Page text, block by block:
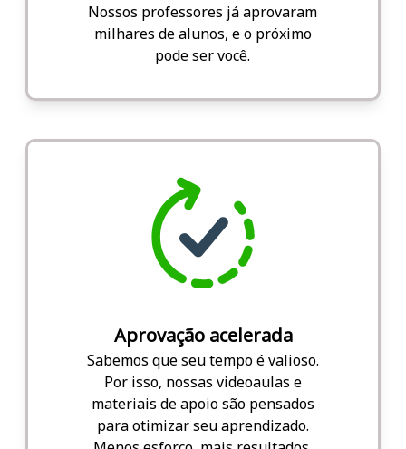
Nossos professores já aprovaram
milhares de alunos, e o próximo
pode ser você.
Aprovação acelerada
Sabemos que seu tempo é valioso.
Por isso, nossas videoaulas e
materiais de apoio são pensados
para otimizar seu aprendizado.